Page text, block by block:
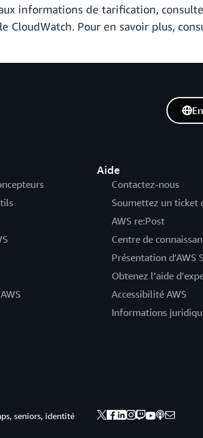
informations de tarification,
CloudWatch. Pour en savoir plus,
Aide
Contactez-nous
Soumettez un ticket
AWS re:Post
Centre de
Présentation d’AWS
Obtenez l’aide
Accessibilité AWS
Informations
seniors, identité